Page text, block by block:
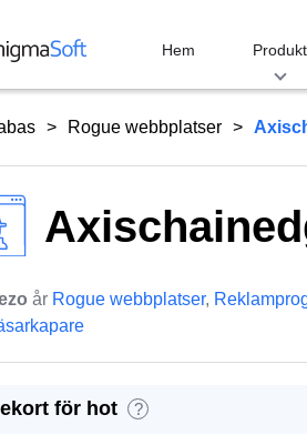
Hem
Rogue webbplatser
år Rogue webbplatser,
för hot ?